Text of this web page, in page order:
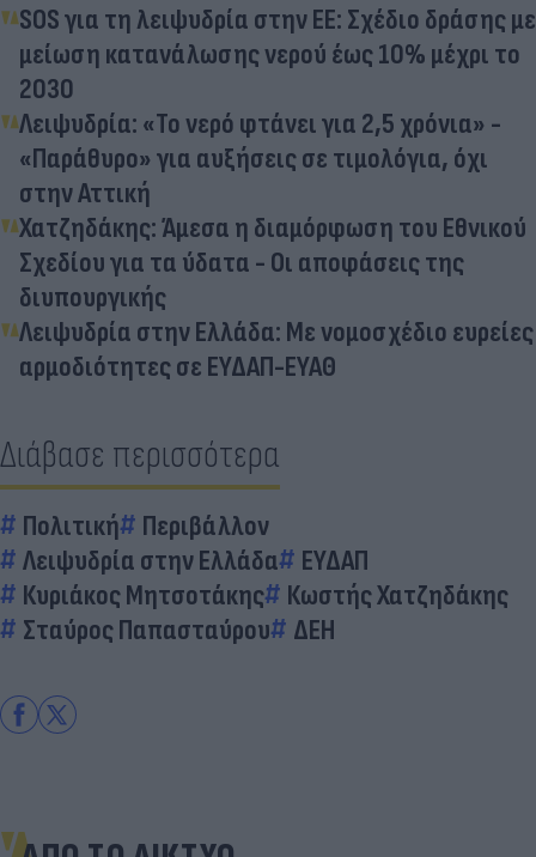
SOS για τη λειψυδρία στην ΕΕ: Σχέδιο δράσης με
μείωση κατανάλωσης νερού έως 10% μέχρι το
2030
Λειψυδρία: «Το νερό φτάνει για 2,5 χρόνια» -
«Παράθυρο» για αυξήσεις σε τιμολόγια, όχι
στην Αττική
Χατζηδάκης: Άμεσα η διαμόρφωση του Εθνικού
Σχεδίου για τα ύδατα - Οι αποφάσεις της
διυπουργικής
Λειψυδρία στην Ελλάδα: Με νομοσχέδιο ευρείες
αρμοδιότητες σε ΕΥΔΑΠ-ΕΥΑΘ
Διάβασε περισσότερα
Πολιτική
Περιβάλλον
Λειψυδρία στην Ελλάδα
ΕΥΔΑΠ
Κυριάκος Μητσοτάκης
Κωστής Χατζηδάκης
Σταύρος Παπασταύρου
ΔΕΗ